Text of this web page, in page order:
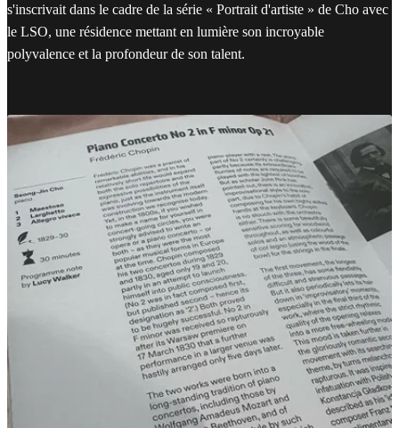
s'inscrivait dans le cadre de la série « Portrait d'artiste » de Cho avec
le LSO, une résidence mettant en lumière son incroyable
polyvalence et la profondeur de son talent.